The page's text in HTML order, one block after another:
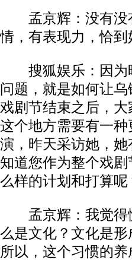
孟京辉：没有没
情，有表现力，恰到
搜狐娱乐：因为
问题，就是如何让
戏剧节结束之后，
这个地方需要有一
演，昨天采访她，
知道您作为整个戏
么样的计划和打算呢
孟京辉：我觉得
么是文化？文化是
所以，这个习惯的